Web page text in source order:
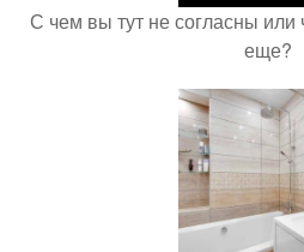
С чем вы тут не согласны или
еще?